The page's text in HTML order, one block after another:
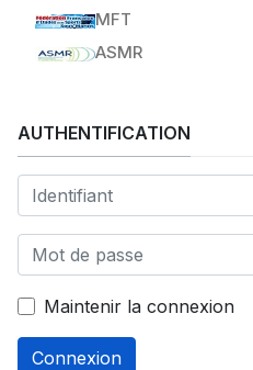
MFT
ASMR
AUTHENTIFICATION
Maintenir la connexion
Connexion